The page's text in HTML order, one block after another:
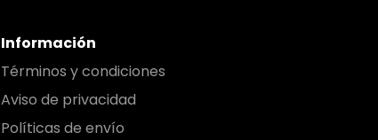
Información
Términos y condiciones
Aviso de privacidad
Políticas de envío